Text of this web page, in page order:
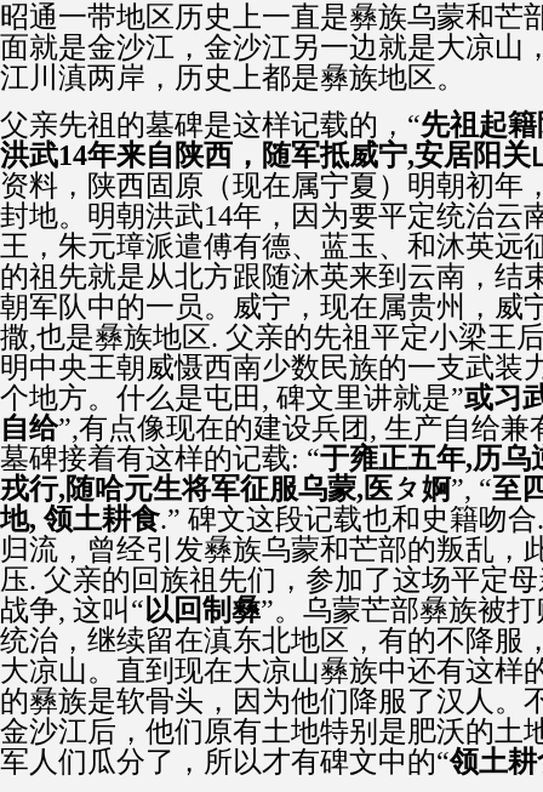
昭通一带地区历史上一直是彝族乌蒙和芒
面就是金沙江，金沙江另一边就是大凉山
江川滇两岸，历史上都是彝族地区。
父亲先祖的墓碑是这样记载的，“先祖起
洪武14年来自陕西，随军抵威宁,安居阳关
资料，陕西固原（现在属宁夏）明朝初年
封地。明朝洪武14年，因为要平定统治云
王，朱元璋派遣傅有德、蓝玉、和沐英远
的祖先就是从北方跟随沐英来到云南，结
朝军队中的一员。威宁，现在属贵州，威
撒,也是彝族地区. 父亲的先祖平定小梁王
明中央王朝威慑西南少数民族的一支武装
个地方。什么是屯田 , 碑文里讲就是”或习
自给”,有点像现在的建设兵团, 生产自给兼
墓碑接着有这样的记载: “于雍正五年,历乌
戎行,随哈元生将军征服乌蒙,医ㄆ婀”, “至
地,领土耕食.” 碑文这段记载也和史籍吻合
归流，曾经引发彝族乌蒙和芒部的叛乱，
压. 父亲的回族祖先们，参加了这场平定
战争, 这叫“ 以回制彝”。乌蒙芒部彝族被
统治，继续留在滇东北地区，有的不降服
大凉山。直到现在大凉山彝族中还有这样
的彝族是软骨头，因为他们降服了汉人。
金沙江后，他们原有土地特别是肥沃的土
军人们瓜分了，所以才有碑文中的“领土耕